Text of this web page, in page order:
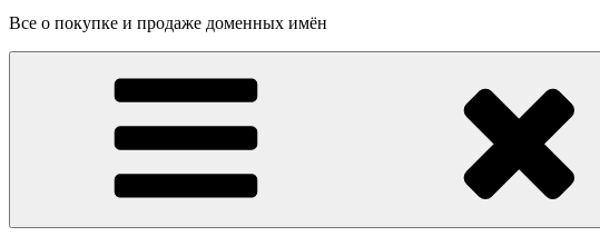
Все о покупке и продаже доменных имён